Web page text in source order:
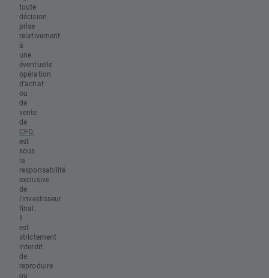
toute
décision
prise
relativement
à
une
éventuelle
opération
d’achat
ou
de
vente
de
CFD
est
sous
la
responsabilité
exclusive
de
l’investisseur
final.
Il
est
strictement
interdit
de
reproduire
ou